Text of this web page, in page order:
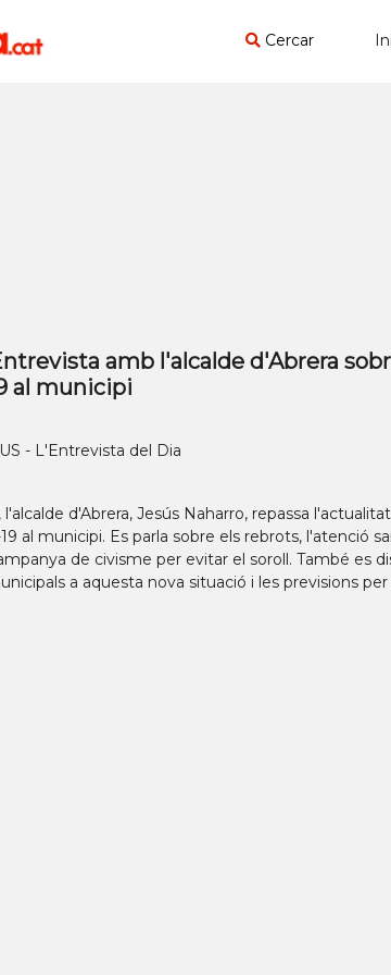
Cercar
amb l'alcalde d'Abrera
al municipi
- L'Entrevista del Dia
d'Abrera, Jesús Naharro, repassa
al municipi. Es parla sobre els rebrots, l'atenció
de civisme per evitar el soroll. També es
a aquesta nova situació i les previsions